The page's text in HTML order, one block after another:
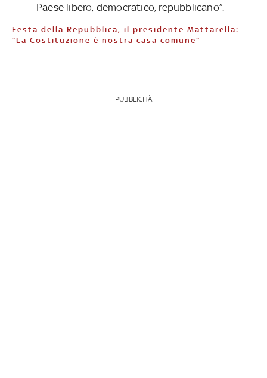
Paese libero, democratico, repubblicano”.
Festa della Repubblica, il presidente Mattarella:
“La Costituzione è nostra casa comune”
PUBBLICITÀ